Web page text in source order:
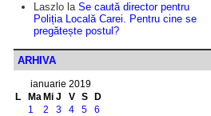
Laszlo la Se caută director pentru
Poliția Locală Carei. Pentru cine se
pregătește postul?
ARHIVA
ianuarie 2019
L
Ma Mi J V S D
1 2 3 4 5
6